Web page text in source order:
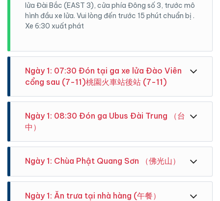
lửa Đài Bắc (EAST 3), cửa phía Đông số 3, trước mô
hình đầu xe lửa. Vui lòng đến trước 15 phút chuẩn bị .
Xe 6:30 xuất phát
Ngày 1: 07:30 Đón tại ga xe lửa Đào Viên
cổng sau (7-11)桃園火車站後站 (7-11)
Ngày 1: 08:30 Đón ga Ubus Đài Trung （台
中）
Ngày 1: Chùa Phật Quang Sơn （佛光山）
Ngày 1: Ăn trưa tại nhà hàng (午餐）